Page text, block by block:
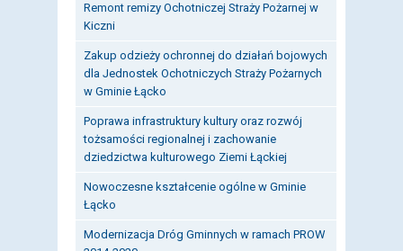
Remont remizy Ochotniczej Straży Pożarnej w
Kiczni
Zakup odzieży ochronnej do działań bojowych
dla Jednostek Ochotniczych Straży Pożarnych
w Gminie Łącko
Poprawa infrastruktury kultury oraz rozwój
tożsamości regionalnej i zachowanie
dziedzictwa kulturowego Ziemi Łąckiej
Nowoczesne kształcenie ogólne w Gminie
Łącko
Modernizacja Dróg Gminnych w ramach PROW